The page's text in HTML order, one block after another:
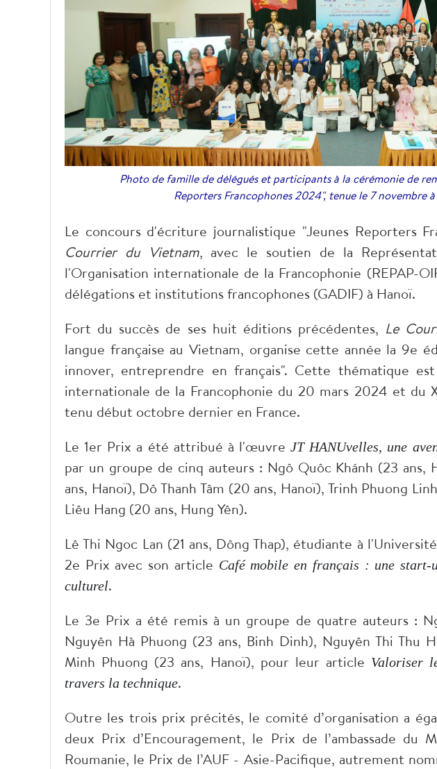
Photo de famille de délégués et participants à la cérémonie de
Reporters Francophones 2024", tenue le 7 novembre
Le concours d'écriture journalistique "Jeunes Reporters
Courrier du Vietnam, avec le soutien de la
l'Organisation internationale de la Francophonie (REPAP-
délégations et institutions francophones (GADIF) à Hanoï.
Fort du succès de ses huit éditions précédentes, Le
langue française au Vietnam, organise cette année la 9e
innover, entreprendre en français". Cette thématique
internationale de la Francophonie du 20 mars 2024 et du
tenu début octobre dernier en France.
Le 1er Prix a été attribué à l'œuvreJT HANUvelles, une
par un groupe de cinq auteurs : Ngô Quôc Khánh (23 ans,
ans, Hanoï), Dô Thanh Tâm (20 ans, Hanoï), Trinh Phuong
Liêu Hang (20 ans, Hung Yên).
Lê Thi Ngoc Lan (21 ans, Dông Thap), étudiante à
2e Prix avec son article Café mobile en français : une start-
culturel.
Le 3e Prix a été remis à un groupe de quatre auteurs :
Nguyên Hà Phuong (23 ans, Binh Dinh), Nguyên Thi Thu
Minh Phuong (23 ans, Hanoï), pour leur article Valoriser
travers la technique.
Outre les trois prix précités, le comité d’organisation a
deux Prix d’Encouragement, le Prix de l’ambassade du
Roumanie, le Prix de l’AUF - Asie-Pacifique, autrement